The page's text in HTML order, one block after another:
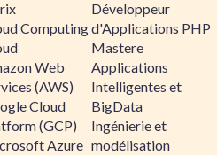
Computing
Web
(AWS)
Cloud
(GCP)
Azure
Développeur
d'Applications PHP
Mastere
Applications
Intelligentes et
BigData
Ingénierie et
modélisation